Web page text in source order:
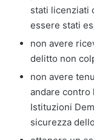
stati licenziati
essere stati
non avere
delitto non
non avere
andare contro
Istituzioni
sicurezza